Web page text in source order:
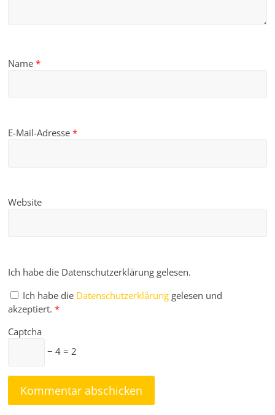
Name*
E-Mail-Adresse*
Website
Ich habe die Datenschutzerklärung gelesen.
Ich habe die Datenschutzerklärung gelesen und
akzeptiert. *
Captcha
− 4 = 2